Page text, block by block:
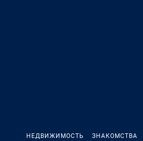
НЕДВИЖИМОСТЬ ЗНАКОМСТВА